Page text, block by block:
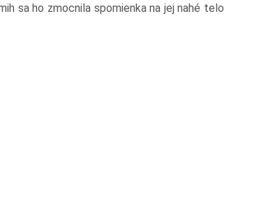
sa ho zmocnila spomienka na jej nahé telo